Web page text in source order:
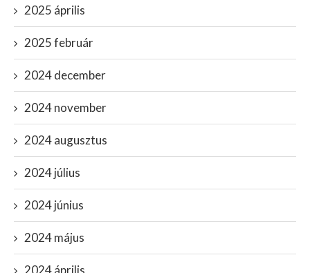
2025 április
2025 február
2024 december
2024 november
2024 augusztus
2024 július
2024 június
2024 május